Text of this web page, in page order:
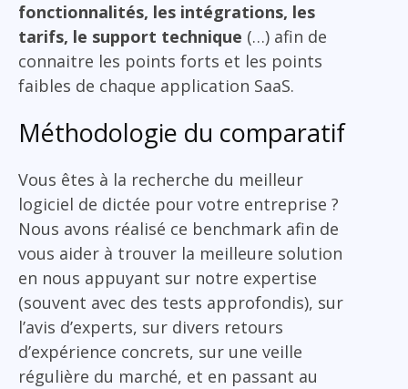
fonctionnalités, les intégrations, les
tarifs, le support technique (…) afin de
connaitre les points forts et les points
faibles de chaque application SaaS.
Méthodologie du comparatif
Vous êtes à la recherche du meilleur
logiciel de dictée pour votre entreprise ?
Nous avons réalisé ce benchmark afin de
vous aider à trouver la meilleure solution
en nous appuyant sur notre expertise
(souvent avec des tests approfondis), sur
l’avis d’experts, sur divers retours
d’expérience concrets, sur une veille
régulière du marché, et en passant au